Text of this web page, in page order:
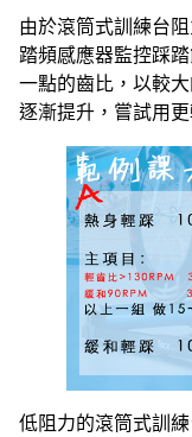
由於滾筒式訓練台
踏頻感應器監控踩
一點的齒比，以較
逐漸提升，嘗試用
低阻力的滾筒式訓